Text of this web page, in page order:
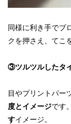
同様に利き手でブ
クを押さえ、てこ
③ツルツルしたタ
目やプリントパー
度とイメージです
すイメージ。